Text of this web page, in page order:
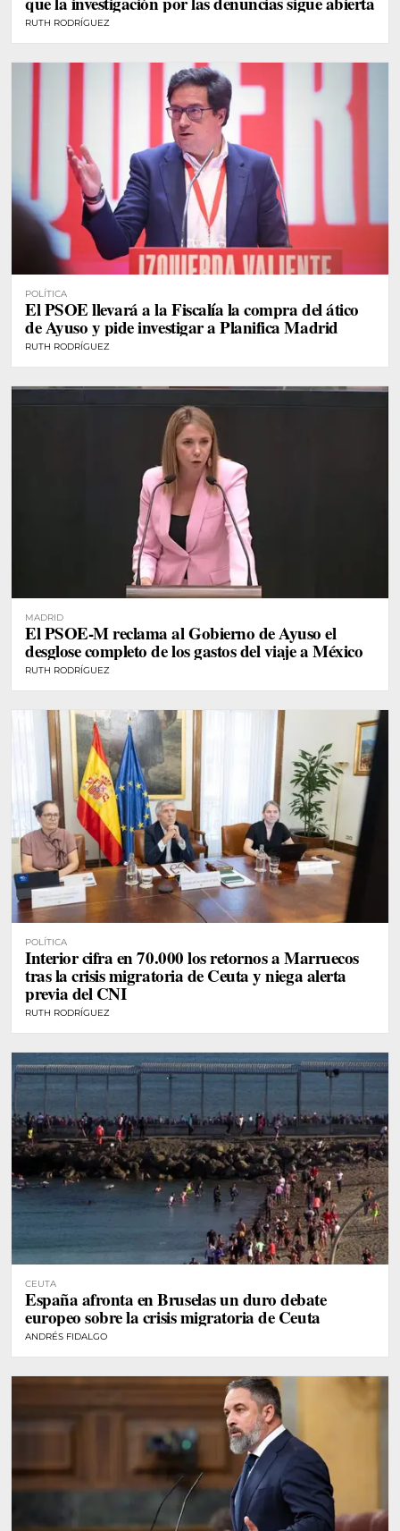
RUTH RODRÍGUEZ
POLÍTICA
El PSOE llevará a la Fiscalía la compra del ático
de Ayuso y pide investigar a Planifica Madrid
RUTH RODRÍGUEZ
MADRID
El PSOE-M reclama al Gobierno de Ayuso el
desglose completo de los gastos del viaje a México
RUTH RODRÍGUEZ
POLÍTICA
Interior cifra en 70.000 los retornos a Marruecos
tras la crisis migratoria de Ceuta y niega alerta
previa del CNI
RUTH RODRÍGUEZ
CEUTA
España afronta en Bruselas un duro debate
europeo sobre la crisis migratoria de Ceuta
ANDRÉS FIDALGO